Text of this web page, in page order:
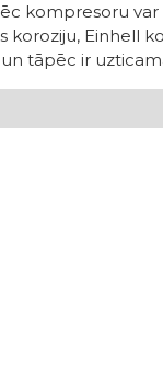
kompresoru
Einhell
tāpēc ir